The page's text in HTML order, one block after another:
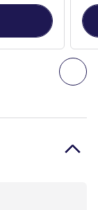
DELUXE, 1